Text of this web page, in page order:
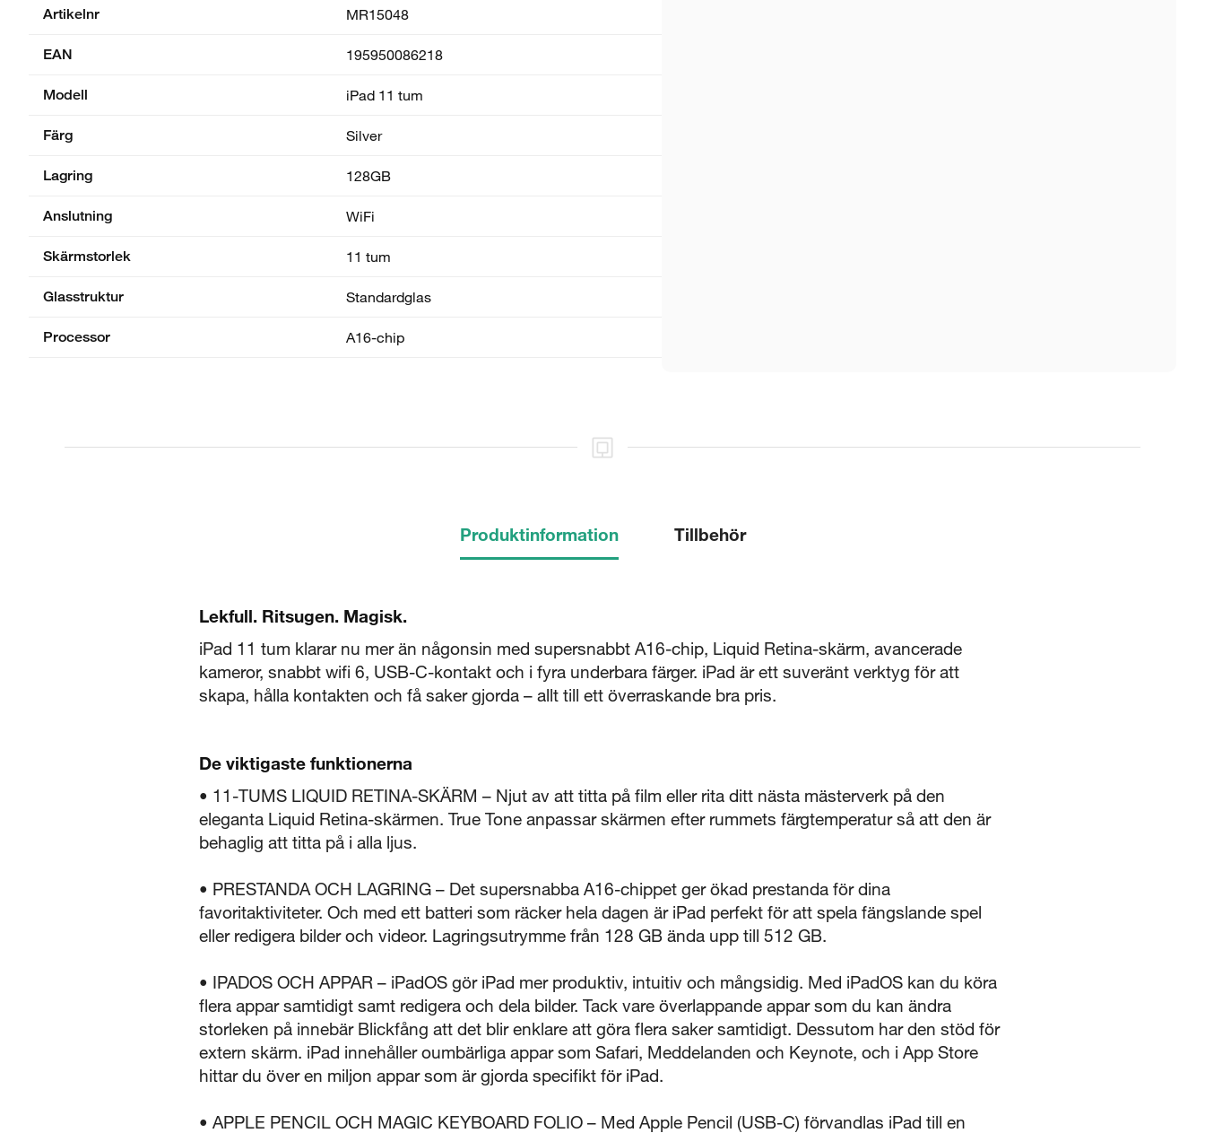
Artikelnr MR15048
EAN 195950086218
Modell iPad 11 tum
Färg Silver
Lagring 128GB
Anslutning WiFi
Skärmstorlek 11 tum
Glasstruktur Standardglas
Processor A16-chip
Produktinformation Tillbehör
Lekfull. Ritsugen. Magisk.
iPad 11 tum klarar nu mer än någonsin med supersnabbt A16-chip, Liquid Retina-skärm, avancerade
kameror, snabbt wifi 6, USB-C-kontakt och i fyra underbara färger. iPad är ett suveränt verktyg för att
skapa, hålla kontakten och få saker gjorda – allt till ett överraskande bra pris.
De viktigaste funktionerna
• 11-TUMS LIQUID RETINA-SKÄRM – Njut av att titta på film eller rita ditt nästa mästerverk på den
eleganta Liquid Retina-skärmen. True Tone anpassar skärmen efter rummets färgtemperatur så att den är
behaglig att titta på i alla ljus.
• PRESTANDA OCH LAGRING – Det supersnabba A16-chippet ger ökad prestanda för dina
favoritaktiviteter. Och med ett batteri som räcker hela dagen är iPad perfekt för att spela fängslande spel
eller redigera bilder och videor. Lagringsutrymme från 128 GB ända upp till 512 GB.
• IPADOS OCH APPAR – iPadOS gör iPad mer produktiv, intuitiv och mångsidig. Med iPadOS kan du köra
flera appar samtidigt samt redigera och dela bilder. Tack vare överlappande appar som du kan ändra
storleken på innebär Blickfång att det blir enklare att göra flera saker samtidigt. Dessutom har den stöd för
extern skärm. iPad innehåller oumbärliga appar som Safari, Meddelanden och Keynote, och i App Store
hittar du över en miljon appar som är gjorda specifikt för iPad.
• APPLE PENCIL OCH MAGIC KEYBOARD FOLIO – Med Apple Pencil (USB-C) förvandlas iPad till en
Stäng